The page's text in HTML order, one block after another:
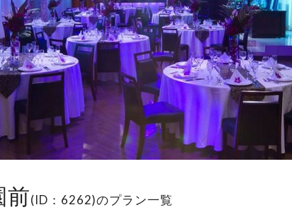
前(ID：6262)のプラン一覧